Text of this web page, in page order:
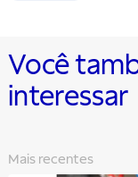
Você
interessar
Mais recentes